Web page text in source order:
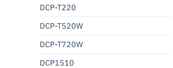
DCP-T220
DCP-T520W
DCP-T720W
DCP1510